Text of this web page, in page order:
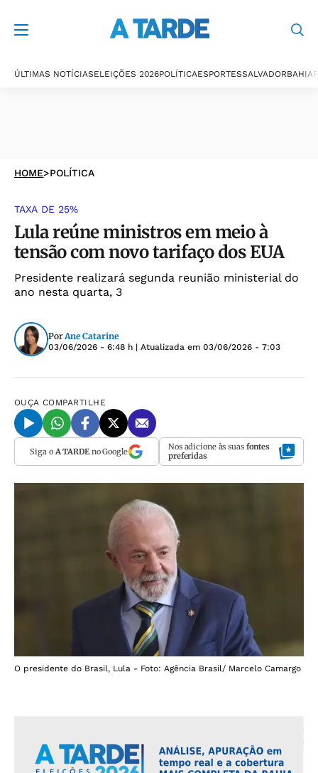
ÚLTIMAS NOTÍCIASELEIÇÕES 2026POLÍTICAESPORTESSALVADORBAHIA
HOME>POLÍTICA
TAXA DE 25%
Lula reúne ministros em meio à
tensão com novo tarifaço dos EUA
Presidente realizará segunda reunião ministerial do
ano nesta quarta, 3
Por Ane Catarine
03/06/2026 - 6:48 h | Atualizada em 03/06/2026 - 7:03
OUÇA COMPARTILHE
Siga o A TARDEno Google Nos adicione às suas fontes
preferidas
O presidente do Brasil, Lula - Foto: Agência Brasil/ Marcelo Camargo